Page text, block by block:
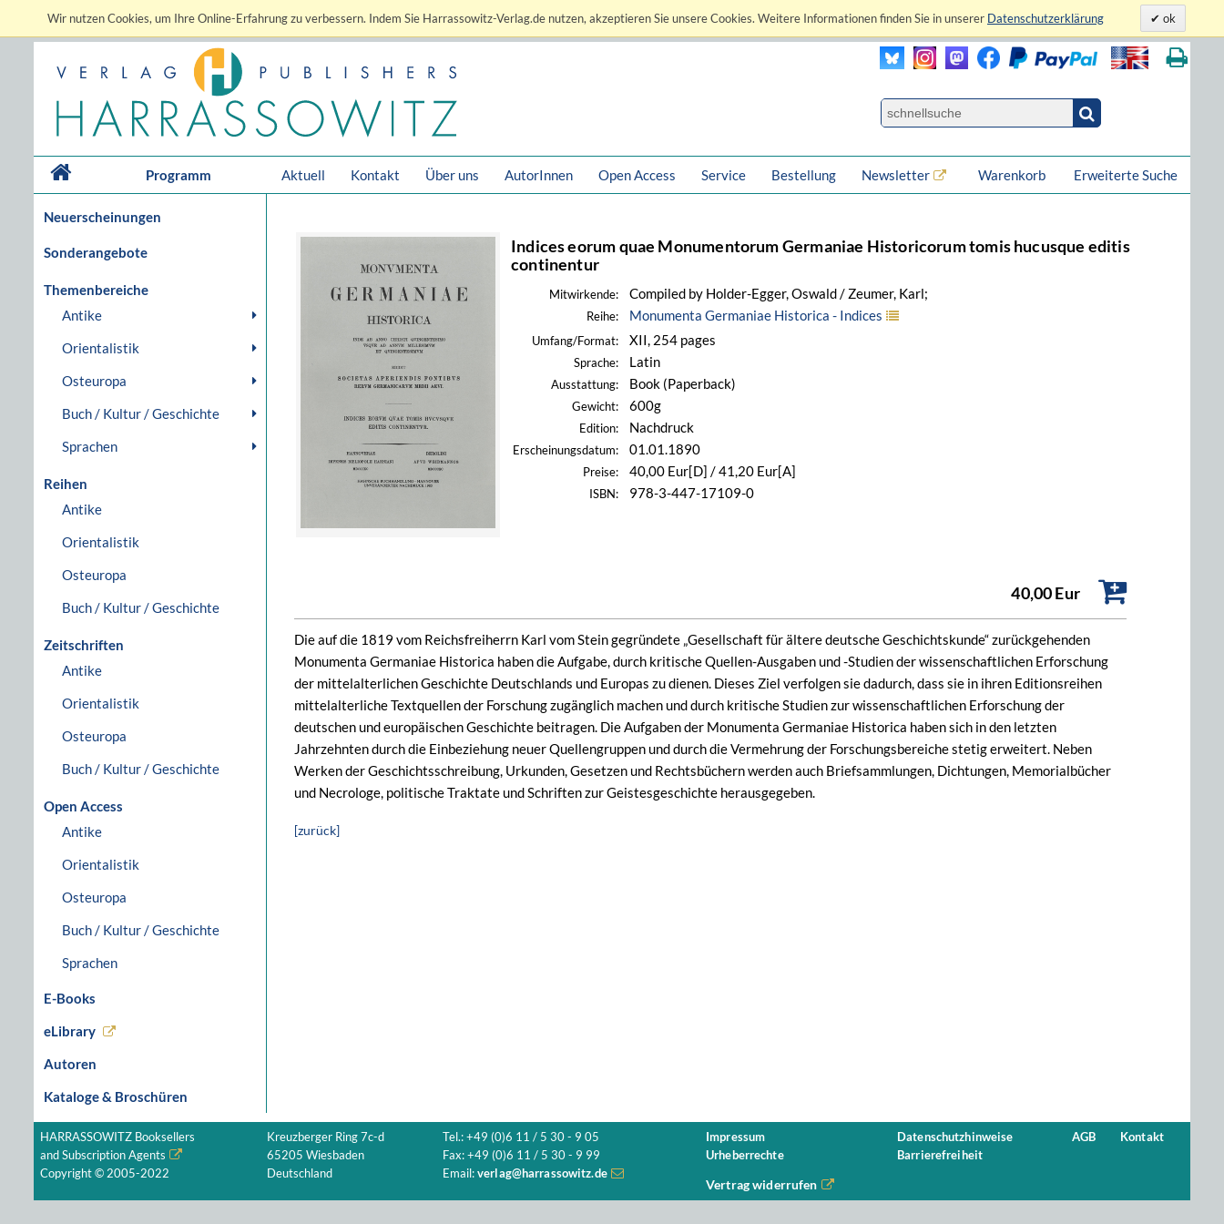
Wir nutzen Cookies, um Ihre Online-Erfahrung zu verbessern. Indem Sie Harrassowitz-Verlag.de nutzen, akzeptieren Sie unsere Cookies. Weitere Informationen finden Sie in unserer Datenschutzerklärung ok
Programm Aktuell Kontakt Über uns AutorInnen Open Access Service Bestellung Newsletter Erweiterte Suche
Warenkorb
Neuerscheinungen
Sonderangebote
Themenbereiche
Antike
Orientalistik
Osteuropa
Buch / Kultur / Geschichte
Sprachen
Reihen
Antike
Orientalistik
Osteuropa
Buch / Kultur / Geschichte
Zeitschriften
Antike
Orientalistik
Osteuropa
Buch / Kultur / Geschichte
Open Access
Antike
Orientalistik
Osteuropa
Buch / Kultur / Geschichte
Sprachen
E-Books
eLibrary
Autoren
Kataloge & Broschüren
Indices eorum quae Monumentorum Germaniae Historicorum tomis hucusque editis
continentur
Mitwirkende: Compiled by Holder-Egger, Oswald / Zeumer, Karl;
Reihe: Monumenta Germaniae Historica - Indices
Umfang/Format: XII, 254 pages
Sprache: Latin
Ausstattung: Book (Paperback)
Gewicht: 600g
Edition: Nachdruck
Erscheinungsdatum: 01.01.1890
Preise: 40,00 Eur[D] / 41,20 Eur[A]
ISBN: 978-3-447-17109-0
40,00 Eur
Die auf die 1819 vom Reichsfreiherrn Karl vom Stein gegründete „Gesellschaft für ältere deutsche Geschichtskunde“ zurückgehenden
Monumenta Germaniae Historica haben die Aufgabe, durch kritische Quellen-Ausgaben und -Studien der wissenschaftlichen Erforschung
der mittelalterlichen Geschichte Deutschlands und Europas zu dienen. Dieses Ziel verfolgen sie dadurch, dass sie in ihren Editionsreihen
mittelalterliche Textquellen der Forschung zugänglich machen und durch kritische Studien zur wissenschaftlichen Erforschung der
deutschen und europäischen Geschichte beitragen. Die Aufgaben der Monumenta Germaniae Historica haben sich in den letzten
Jahrzehnten durch die Einbeziehung neuer Quellengruppen und durch die Vermehrung der Forschungsbereiche stetig erweitert. Neben
Werken der Geschichtsschreibung, Urkunden, Gesetzen und Rechtsbüchern werden auch Briefsammlungen, Dichtungen, Memorialbücher
und Necrologe, politische Traktate und Schriften zur Geistesgeschichte herausgegeben.
[zurück]
HARRASSOWITZ Booksellers
and Subscription Agents
Copyright © 2005-2022
Kreuzberger Ring 7c-d
65205 Wiesbaden
Deutschland
Tel.: +49 (0)6 11 / 5 30 - 9 05
Fax: +49 (0)6 11 / 5 30 - 9 99
Email: verlag@harrassowitz.de
Impressum
Urheberrechte
Datenschutzhinweise
Barrierefreiheit
AGB Kontakt
Vertrag widerrufen